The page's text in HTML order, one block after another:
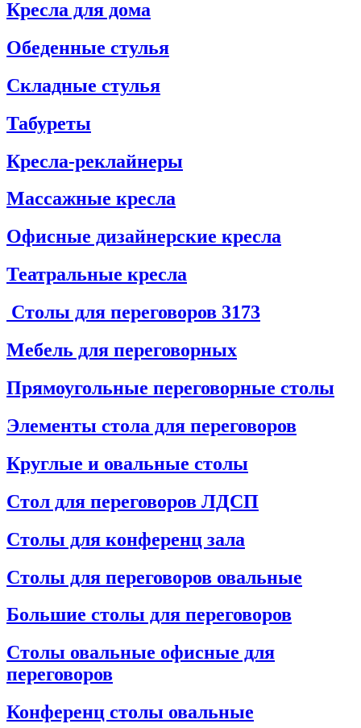
Кресла для дома
Обеденные стулья
Складные стулья
Табуреты
Кресла-реклайнеры
Массажные кресла
Офисные дизайнерские кресла
Театральные кресла
Столы для переговоров 3173
Мебель для переговорных
Прямоугольные переговорные столы
Элементы стола для переговоров
Круглые и овальные столы
Стол для переговоров ЛДСП
Столы для конференц зала
Столы для переговоров овальные
Большие столы для переговоров
Столы овальные офисные для
переговоров
Конференц столы овальные